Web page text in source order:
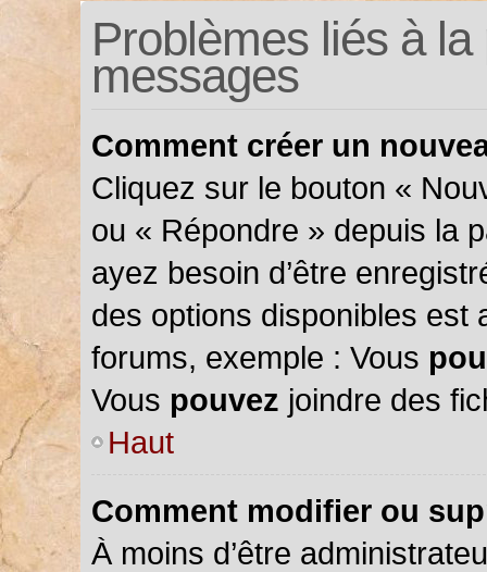
Problèmes liés à
messages
Comment créer un
Cliquez sur le bouton «
ou « Répondre » depuis la
ayez besoin d’être
des options disponibles est
forums, exemple : Vous
Vous pouvez joindre des
Haut
Comment modifier ou
À moins d’être